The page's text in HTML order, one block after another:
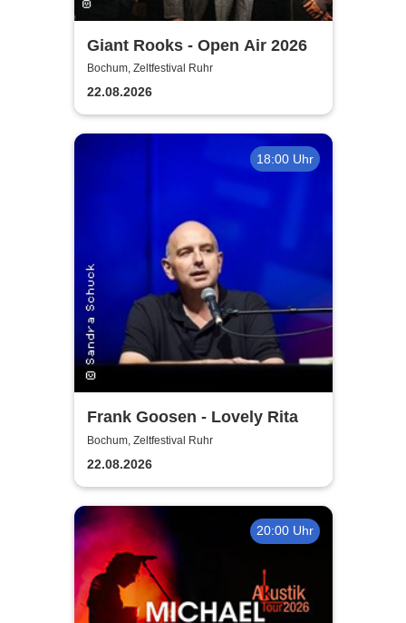
Giant Rooks - Open Air 2026
Bochum, Zeltfestival Ruhr
22.08.2026
18:00 Uhr
Frank Goosen - Lovely Rita
Bochum, Zeltfestival Ruhr
22.08.2026
20:00 Uhr